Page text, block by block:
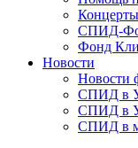
СПИД-
Фонд
Новости
Новости
СПИД в
СПИД в
СПИД в